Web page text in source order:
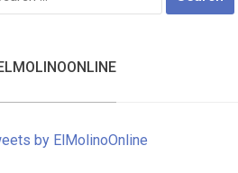
by ElMolinoOnline